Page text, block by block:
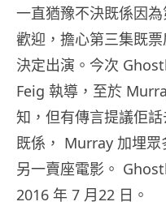
一直猶豫不決既係因
歡迎，擔心第三集既
決定出演。今次
Feig 執導，至於
知，但有傳言提議佢
既係， Murray 加埋
另一賣座電影。
2016 年 7 月22 日。